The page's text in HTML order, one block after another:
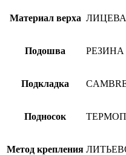
Материал верха
Подошва РЕЗИНА
Подкладка
Подносок
Метод крепления